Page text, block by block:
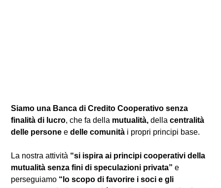
Siamo una Banca di Credito Cooperativo senza
finalità di lucro, che fa della mutualità, della centralità
delle persone e delle comunità i propri principi base.
La nostra attività “si ispira ai principi cooperativi della
mutualità senza fini di speculazioni privata” e
perseguiamo “lo scopo di favorire i soci e gli